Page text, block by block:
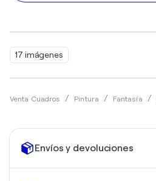
17 imágenes
Venta Cuadros Pintura Fantasía
Envíos y devoluciones